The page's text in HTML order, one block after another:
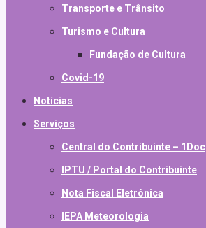
Transporte e Trânsito
Turismo e Cultura
Fundação de Cultura
Covid-19
Notícias
Serviços
Central do Contribuinte – 1Doc
IPTU / Portal do Contribuinte
Nota Fiscal Eletrônica
IEPA Meteorologia